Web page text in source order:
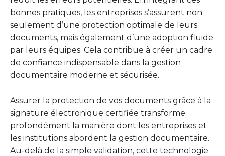
bonnes pratiques, les entreprises s’assurent non
seulement d’une protection optimale de leurs
documents, mais également d’une adoption fluide
par leurs équipes. Cela contribue à créer un cadre
de confiance indispensable dans la gestion
documentaire moderne et sécurisée.
Assurer la protection de vos documents grâce à la
signature électronique certifiée transforme
profondément la manière dont les entreprises et
les institutions abordent la gestion documentaire.
Au-delà de la simple validation, cette technologie